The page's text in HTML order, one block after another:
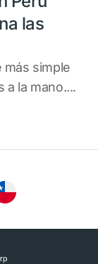
las
más simple
a la mano....